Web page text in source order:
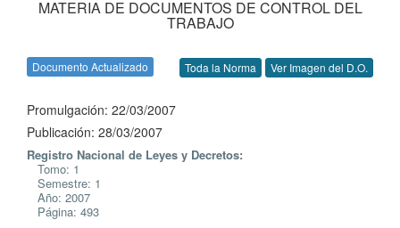
MATERIA DE DOCUMENTOS DE CONTROL DEL
TRABAJO
Documento Actualizado Toda la Norma Ver Imagen del D.O.
Promulgación: 22/03/2007
Publicación: 28/03/2007
Registro Nacional de Leyes y Decretos:
Tomo: 1
Semestre: 1
Año: 2007
Página: 493